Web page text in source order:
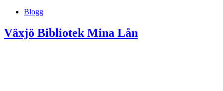
Blogg
Växjö Bibliotek Mina Lån